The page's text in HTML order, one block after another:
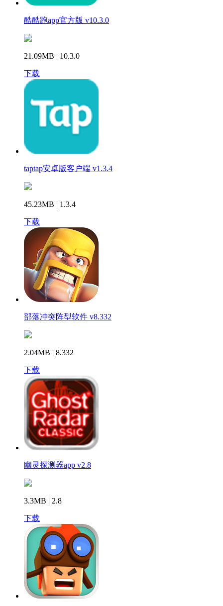
酷酷跑app官方版 v10.3.0
21.09MB | 10.3.0
下载
taptap安卓版客户端 v1.3.4
45.23MB | 1.3.4
下载
部落冲突阵型软件 v8.332
2.04MB | 8.332
下载
幽灵探测器app v2.8
3.3MB | 2.8
下载